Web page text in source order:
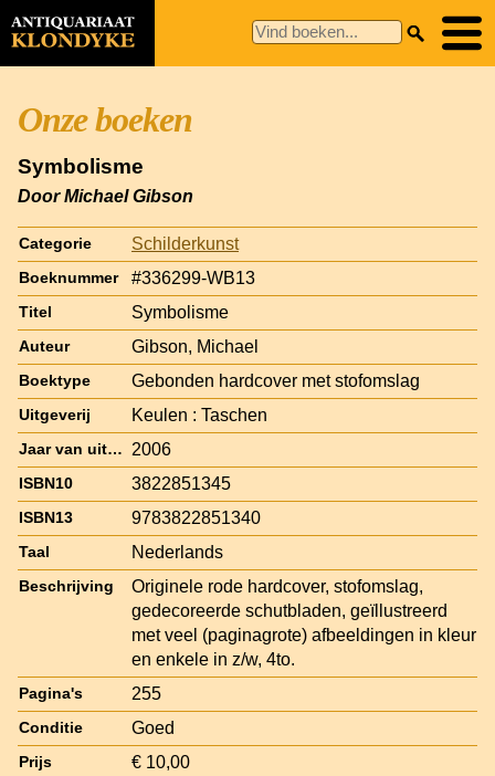
Onze boeken
Symbolisme
Door Michael Gibson
Categorie Schilderkunst
Boeknummer #336299-WB13
Titel Symbolisme
Auteur Gibson, Michael
Boektype Gebonden hardcover met stofomslag
Uitgeverij Keulen : Taschen
Jaar van uitgave 2006
ISBN10 3822851345
ISBN13 9783822851340
Taal Nederlands
Beschrijving
Originele rode hardcover, stofomslag,
gedecoreerde schutbladen, geïllustreerd
met veel (paginagrote) afbeeldingen in kleur
en enkele in z/w, 4to.
Pagina's 255
Conditie Goed
Prijs € 10,00